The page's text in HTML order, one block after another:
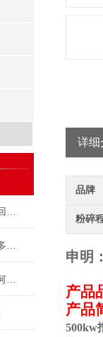
选择金属废铝撕碎机，废金属回收处理不再是难题
软包电池撕碎机已经在国内外多个电池回收项目中得到了广泛应用
铝屑打包压块机生产厂家：为何恩派特备受推崇？
详细
品牌
粉碎
申明
产品
产品
500kw